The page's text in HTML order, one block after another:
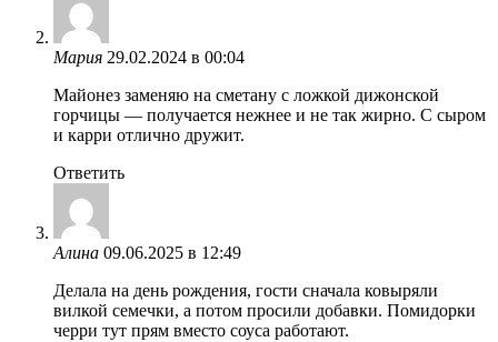
Мария 29.02.2024 в 00:04
Майонез заменяю на сметану с ложкой дижонской
горчицы — получается нежнее и не так жирно. С сыром
и карри отлично дружит.
Ответить
Алина 09.06.2025 в 12:49
Делала на день рождения, гости сначала ковыряли
вилкой семечки, а потом просили добавки. Помидорки
черри тут прям вместо соуса работают.